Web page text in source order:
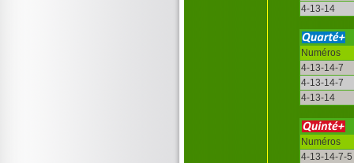
4-13-14
Numéros
4-13-14-7
4-13-14-7
4-13-14
Numéros
4-13-14-7-5